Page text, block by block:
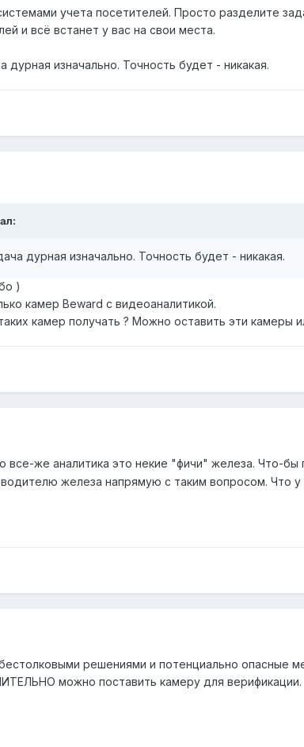
учета посетителей. Просто разделите
и всё встанет у вас на свои места.
изначально. Точность будет - никакая.
дурная изначально. Точность будет - никакая.
)
камер Beward с видеоаналитикой.
камер получать ? Можно оставить эти камеры
все-же аналитика это некие "фичи" железа. Что-
железа напрямую с таким вопросом. Что
решениями и потенциально опасные
можно поставить камеру для верификации.